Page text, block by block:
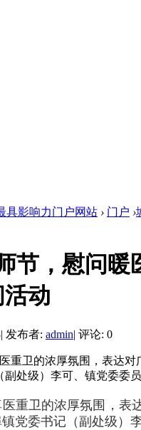
影响力门户网站 › 门户 ›
节，慰问
动
| 发布者: admin| 评论: 0
重卫的浓厚氛围，表达
副处级）李可、镇党委委
重卫的浓厚氛围，表
党委书记（副处级）